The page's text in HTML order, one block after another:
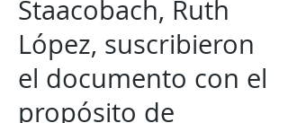
Staacobach, Ruth
López, suscribieron
el documento con el
propósito de